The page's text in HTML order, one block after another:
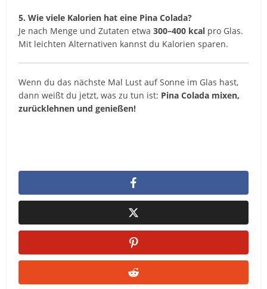
5. Wie viele Kalorien hat eine Pina Colada?
Je nach Menge und Zutaten etwa300–400 kcal pro Glas.
Mit leichten Alternativen kannst du Kalorien sparen.
Wenn du das nächste Mal Lust auf Sonne im Glas hast,
dann weißt du jetzt, was zu tun ist: Pina Colada mixen,
zurücklehnen und genießen!